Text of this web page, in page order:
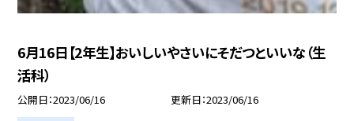
6月16日【2年生】おいしいやさいにそだつといいな（生
活科）
公開日 2023/06/16 更新日 2023/06/16